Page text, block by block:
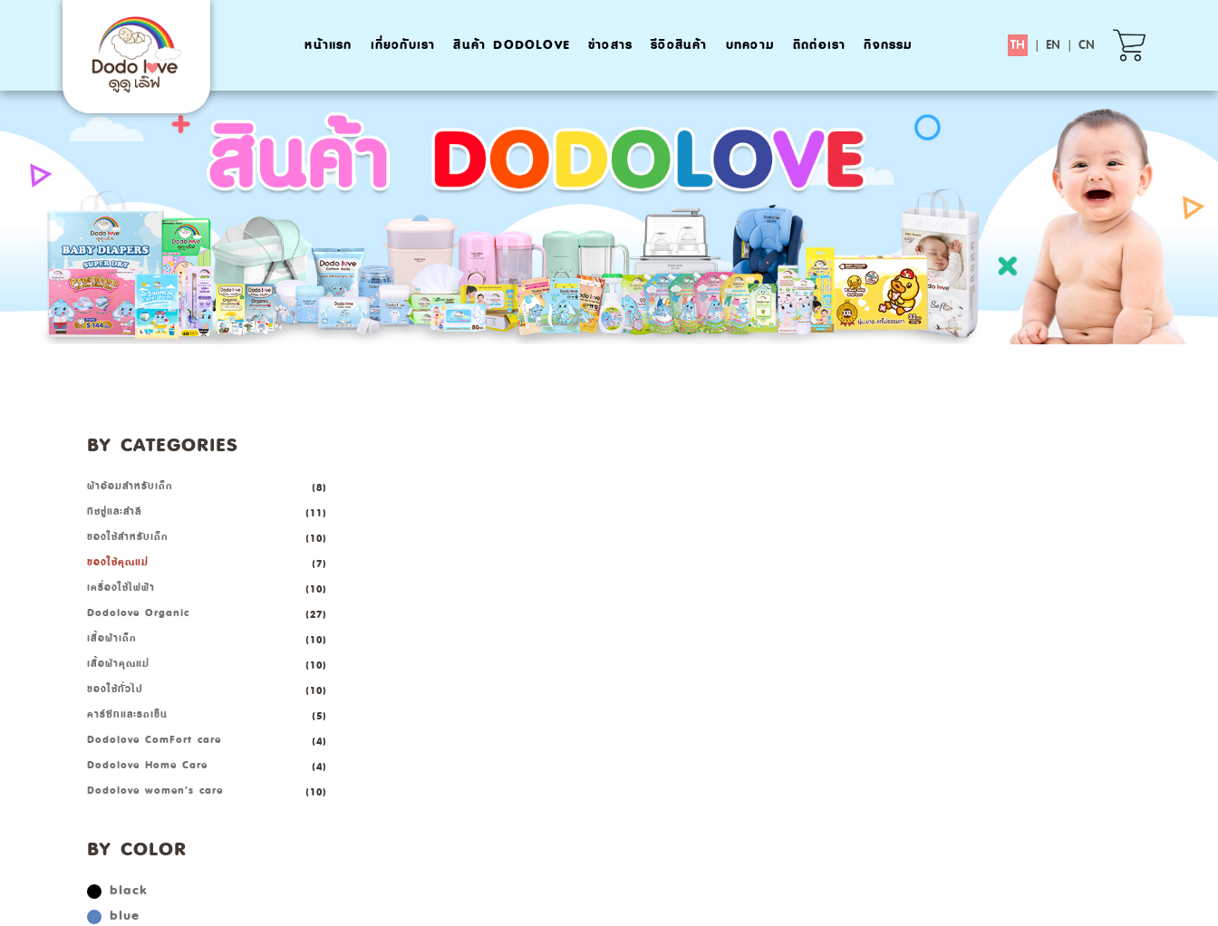
หน้าแรก เกี่ยวกับเรา สินค้า DODOLOVE ข่าวสาร รีวิวสินค้า บทความ ติดต่อเรา กิจกรรม TH | EN | CN
BY CATEGORIES
ผ้าอ้อมสำหรับเด็ก
(8)
ทิชชู่และสำลี
(11)
ของใช้สำหรับเด็ก
(10)
ของใช้คุณแม่
(7)
เครื่องใช้ไฟฟ้า
(10)
Dodolove Organic
(27)
เสื้อผ้าเด็ก
(10)
เสื้อผ้าคุณแม่
(10)
ของใช้ทั่วไป
(10)
คาร์ซีทและรถเข็น
(5)
Dodolove ComFort care
(4)
Dodolove Home Care
(4)
Dodolove women’s care
(10)
BY COLOR
black
blue